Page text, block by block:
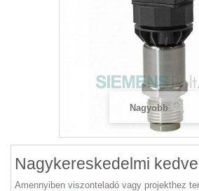
Nagyobb
Nagykereskedelmi
Amennyiben viszonteladó vagy projekthez